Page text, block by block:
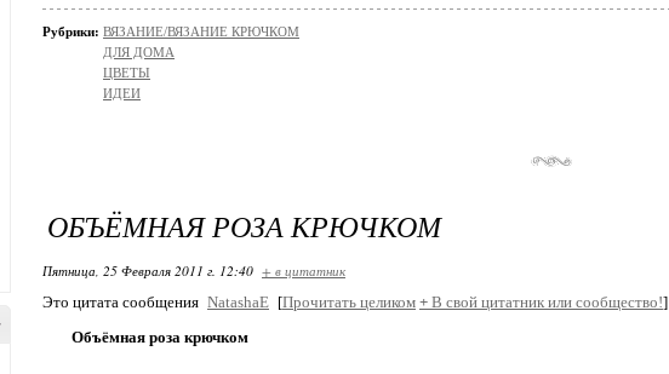
Рубрики: ВЯЗАНИЕ/ВЯЗАНИЕ КРЮЧКОМ
ДЛЯ ДОМА
ЦВЕТЫ
ИДЕИ
ОБЪЁМНАЯ РОЗА КРЮЧКОМ
Пятница, 25 Февраля 2011 г. 12:40 + в цитатник
Это цитата сообщения NatashaE [Прочитать целиком + В свой цитатник или сообщество!]
Объёмная роза крючком